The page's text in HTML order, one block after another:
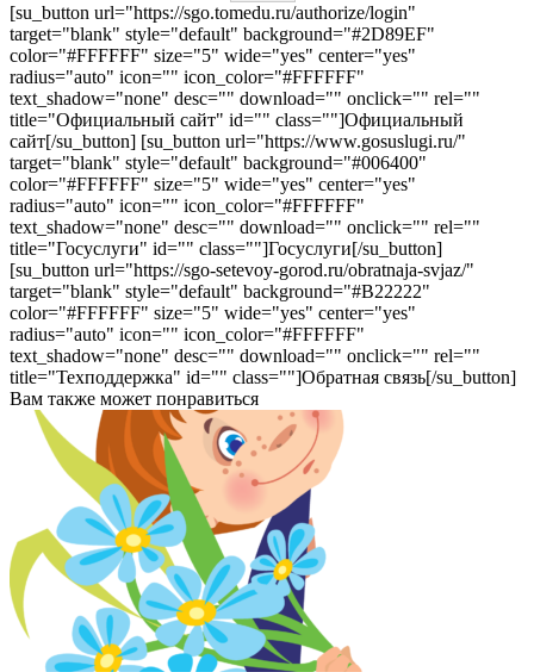
[su_button url="https://sgo.tomedu.ru/authorize/login"
target="blank" style="default" background="#2D89EF"
color="#FFFFFF" size="5" wide="yes" center="yes"
radius="auto" icon="" icon_color="#FFFFFF"
text_shadow="none" desc="" download="" onclick="" rel=""
title="Официальный сайт" id="" class=""]Официальный
сайт[/su_button] [su_button url="https://www.gosuslugi.ru/"
target="blank" style="default" background="#006400"
color="#FFFFFF" size="5" wide="yes" center="yes"
radius="auto" icon="" icon_color="#FFFFFF"
text_shadow="none" desc="" download="" onclick="" rel=""
title="Госуслуги" id="" class=""]Госуслуги[/su_button]
[su_button url="https://sgo-setevoy-gorod.ru/obratnaja-svjaz/"
target="blank" style="default" background="#B22222"
color="#FFFFFF" size="5" wide="yes" center="yes"
radius="auto" icon="" icon_color="#FFFFFF"
text_shadow="none" desc="" download="" onclick="" rel=""
title="Техподдержка" id="" class=""]Обратная связь[/su_button]
Вам также может понравиться